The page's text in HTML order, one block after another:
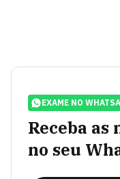
EXAME NO
Receba as
no seu